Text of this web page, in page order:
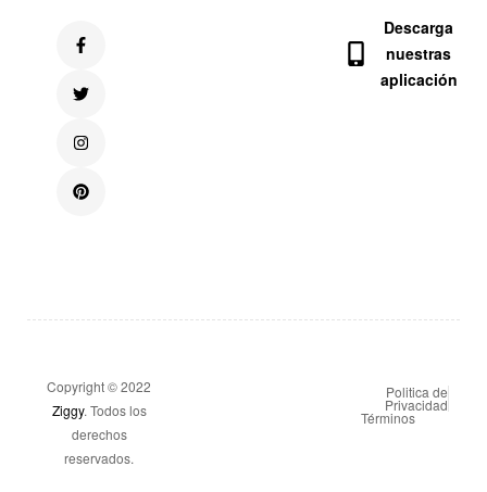
Descarga
nuestras
aplicación
Copyright © 2022
Ziggy. Todos los
derechos
reservados.
Politica de
Privacidad
Términos